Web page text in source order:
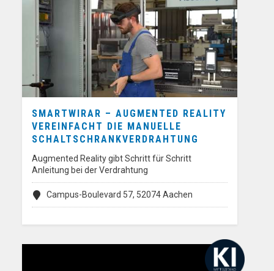
SMARTWIRAR – AUGMENTED REALITY
VEREINFACHT DIE MANUELLE
SCHALTSCHRANKVERDRAHTUNG
Augmented Reality gibt Schritt für Schritt
Anleitung bei der Verdrahtung
Campus-Boulevard 57, 52074 Aachen